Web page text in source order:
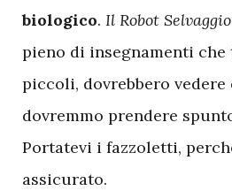
biologico. Il Robot Selvaggio
pieno di insegnamenti
piccoli, dovrebbero vedere
dovremmo prendere
Portatevi i fazzoletti,
assicurato.